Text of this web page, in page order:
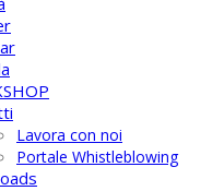
Lavora con noi
Portale Whistleblowing